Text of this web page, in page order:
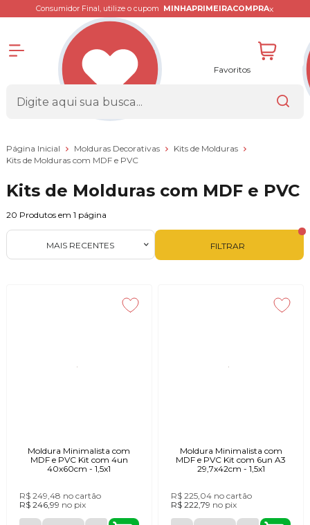
Consumidor Final, utilize o cupom MINHAPRIMEIRACOMPRAx
Favoritos
Página Inicial Molduras Decorativas
Kits de Molduras
Kits de Molduras com MDF e PVC
Kits de Molduras com MDF e PVC
20 Produtos em 1 página
FILTRAR
MAIS RECENTES
Moldura Minimalista com
MDF e PVC Kit com 4un
40x60cm - 1,5x1
R$ 249,48 no cartão
R$ 246,99 no pix
Moldura Minimalista com
MDF e PVC Kit com 6un A3
29,7x42cm - 1,5x1
R$ 225,04 no cartão
R$ 222,79 no pix